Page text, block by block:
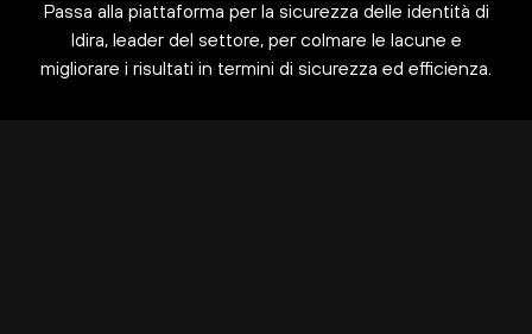
Passa alla piattaforma per la sicurezza delle identità di
Idira, leader del settore, per colmare le lacune e
migliorare i risultati in termini di sicurezza ed efficienza.